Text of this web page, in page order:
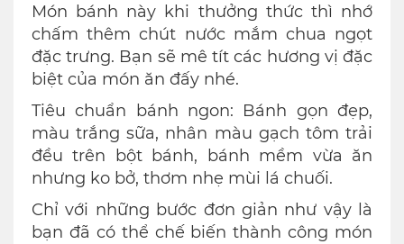
Món bánh này khi thưởng thức thì nhớ
chấm thêm chút nước mắm chua ngọt
đặc trưng. Bạn sẽ mê tít các hương vị đặc
biệt của món ăn đấy nhé.
Tiêu chuẩn bánh ngon: Bánh gọn đẹp,
màu trắng sữa, nhân màu gạch tôm trải
đều trên bột bánh, bánh mềm vừa ăn
nhưng ko bở, thơm nhẹ mùi lá chuối.
Chỉ với những bước đơn giản như vậy là
bạn đã có thể chế biến thành công món